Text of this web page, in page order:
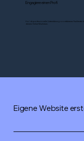
Engagiere einen Profi
Hol dir professionelle Unterstützung von erfahrenen Fachleuten
deinem Online-Wachstum.
Eigene Website